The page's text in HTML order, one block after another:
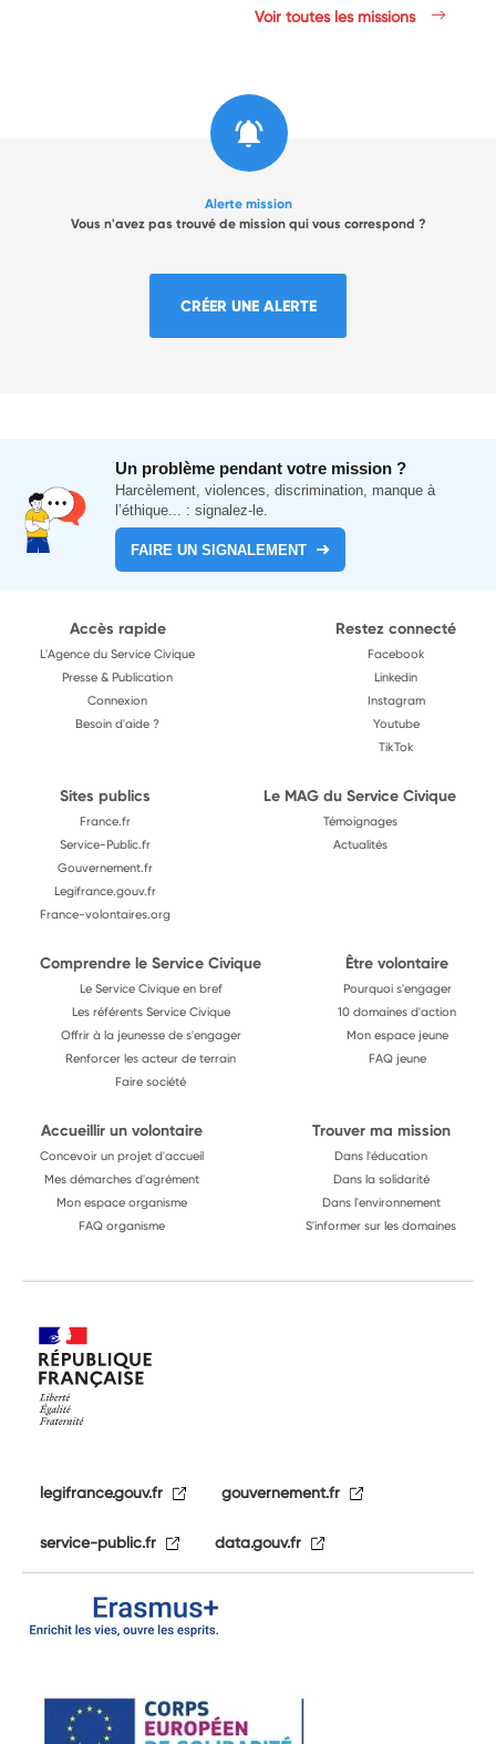
Voir toutes les missions
Alerte mission
Vous n'avez pas trouvé de mission qui vous correspond ?
CRÉER UNE ALERTE
Un problème pendant votre mission ?
Harcèlement, violences, discrimination, manque à
l’éthique... : signalez-le.
FAIRE UN SIGNALEMENT
Accès rapide
L'Agence du Service Civique
Presse & Publication
Connexion
Besoin d'aide ?
Restez connecté
Facebook
Linkedin
Instagram
Youtube
TikTok
Sites publics
France.fr
Service-Public.fr
Gouvernement.fr
Legifrance.gouv.fr
France-volontaires.org
Le MAG du Service Civique
Témoignages
Actualités
Comprendre le Service Civique
Le Service Civique en bref
Les référents Service Civique
Offrir à la jeunesse de s'engager
Renforcer les acteur de terrain
Faire société
Être volontaire
Pourquoi s'engager
10 domaines d'action
Mon espace jeune
FAQ jeune
Accueillir un volontaire
Concevoir un projet d'accueil
Mes démarches d'agrément
Mon espace organisme
FAQ organisme
Trouver ma mission
Dans l'éducation
Dans la solidarité
Dans l'environnement
S'informer sur les domaines
legifrance.gouv.fr gouvernement.fr
service-public.fr data.gouv.fr